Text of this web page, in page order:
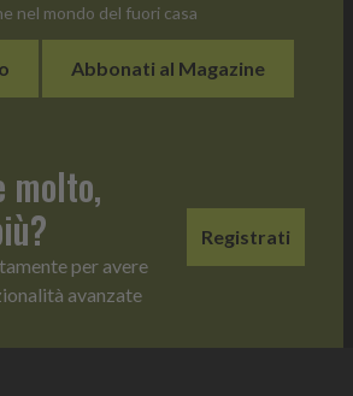
nel mondo del fuori casa
Abbonati al Magazine
molto,
per avere
avanzate
Registrati